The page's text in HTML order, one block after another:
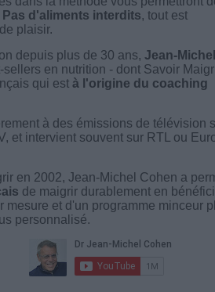
Pas d'aliments interdits, tout est
plaisir.
depuis plus de 30 ans, Jean-Michel
en nutrition - dont Savoir
qui est à l'origine du coaching
à des émissions de télévision
et intervient souvent sur RTL ou
en 2002, Jean-Michel Cohen a
de maigrir durablement en
et d'un programme minceur
personnalisé.